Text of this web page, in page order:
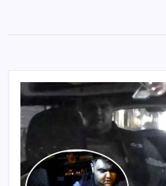
content